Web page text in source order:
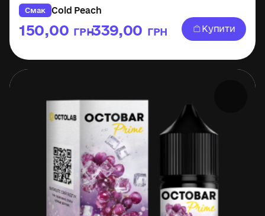
Смак Cold Peach
150,00 ГРН
–339,00 ГРН Купити